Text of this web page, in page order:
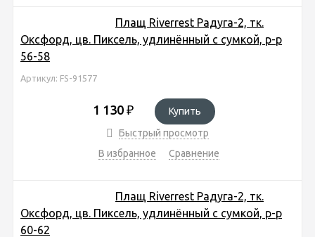
Плащ Riverrest Радуга-2, тк.
Оксфорд, цв. Пиксель, удлинённый с сумкой, р-р
56-58
Артикул: FS-91577
1 130 ₽
Купить
Быстрый просмотр
В избранное
Сравнение
Плащ Riverrest Радуга-2, тк.
Оксфорд, цв. Пиксель, удлинённый с сумкой, р-р
60-62